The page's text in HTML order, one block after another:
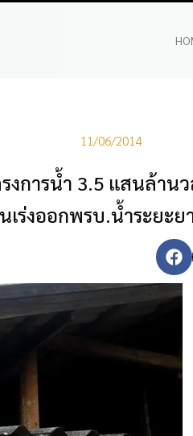
11/06/2014
การน้ำ 3.5 แสนล้าน
เร่งออกพรบ.น้ำระยะ